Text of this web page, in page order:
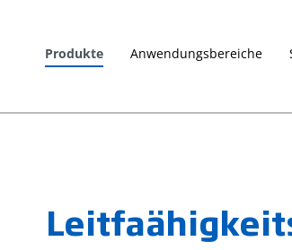
Produkte Anwendungsbereiche